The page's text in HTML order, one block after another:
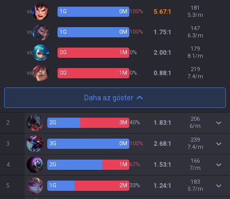
vs 1 G 0M 100% 5.67:1
181
5.3/m
vs 1 G 0M 100% 1.75:1
147
6.3/m
vs 0G 1 M 0% 2.00:1
179
8.1/m
vs 0G 1 M 0% 0.88:1
219
7.4/m
Daha az göster
2 2G 3M 40% 1.83:1
206
6/m
3 3G 0M 100% 2.68:1
239
7.4/m
4 2G 1 M 67% 1.53:1
166
7/m
5 1 G 2M 33% 1.24:1
183
5.7/m